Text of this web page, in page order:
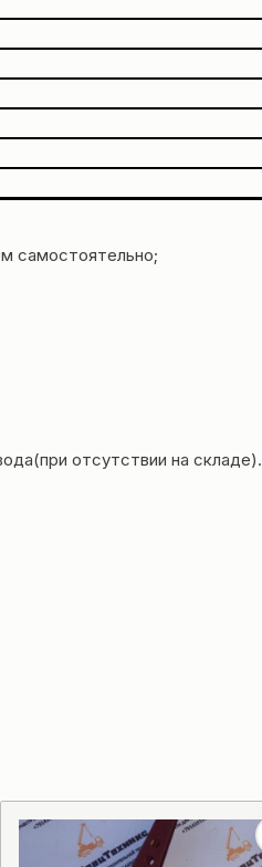
самостоятельно;
отсутствии на складе).